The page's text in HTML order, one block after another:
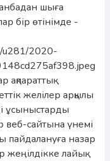
шыға
бір өтінімде -
u281/2020-
желілер арқылы
ұсыныстарды
веб-сайтына үнемі
пайдалануға назар
лайық.